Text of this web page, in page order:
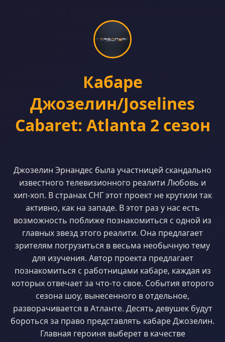
Кабаре
Джозелин/Joselines
Cabaret: Atlanta 2 сезон
Джозелин Эрнандес была участницей скандально
известного телевизионного реалити Любовь и
хип-хоп. В странах СНГ этот проект не крутили так
активно, как на западе. В этот раз у нас есть
возможность поближе познакомиться с одной из
главных звезд этого реалити. Она предлагает
зрителям погрузиться в весьма необычную тему
для изучения. Автор проекта предлагает
познакомиться с работницами кабаре, каждая из
которых отвечает за что-то свое. События второго
сезона шоу, вынесенного в отдельное,
разворачивается в Атланте. Десять девушек будут
бороться за право представлять кабаре Джозелин.
Главная героиня выберет в качестве